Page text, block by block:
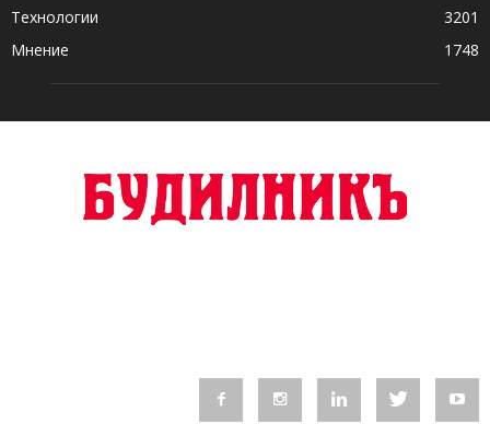
Технологии
3201
Мнение
1748